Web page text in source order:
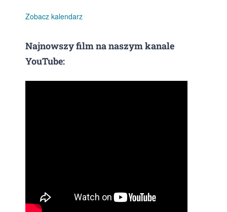
Zobacz kalendarz
Najnowszy film na naszym kanale
YouTube: